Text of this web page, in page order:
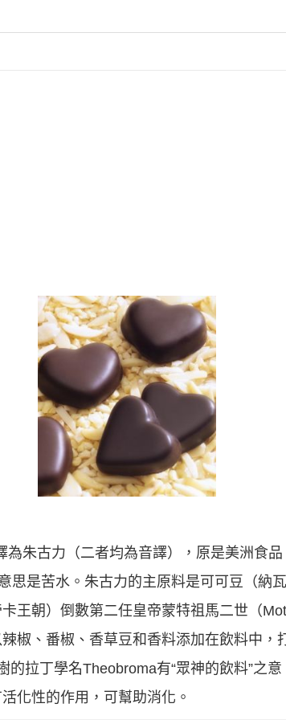
朱古力（二者均為音譯），原是美洲食
思是苦水。朱古力的主原料是可可豆（納
王朝）倒數第二任皇帝蒙特祖馬二世（
椒、番椒、香草豆和香料添加在飲料中，
拉丁學名Theobroma有“眾神的飲料”之
化性的作用，可幫助消化。